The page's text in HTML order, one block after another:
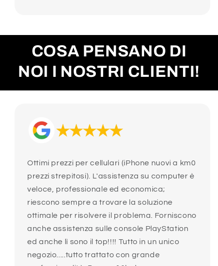
COSA PENSANO DI
NOI I NOSTRI CLIENTI!
Ottimi prezzi per cellulari (iPhone nuovi a km0
prezzi strepitosi). L'assistenza su computer è
veloce, professionale ed economica;
riescono sempre a trovare la soluzione
ottimale per risolvere il problema. Forniscono
anche assistenza sulle console PlayStation
ed anche lì sono il top!!!! Tutto in un unico
negozio.....tutto trattato con grande